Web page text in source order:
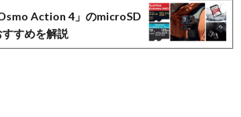
Action 4」のmicroSD
すめを解説